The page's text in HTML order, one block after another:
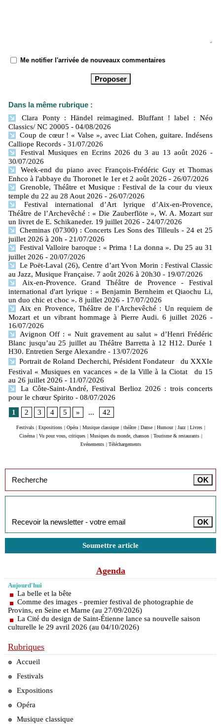
Me notifier l'arrivée de nouveaux commentaires
Dans la même rubrique :
Clara Ponty : Händel reimagined. Bluffant ! label : Néo
Classics/ NC 20005 - 04/08/2026
Coup de cœur ! « Valse », avec Liat Cohen, guitare. Indésens
Calliope Records - 31/07/2026
Festival Musiques en Ecrins 2026 du 3 au 13 août 2026 -
30/07/2026
Week-end du piano avec François-Frédéric Guy et Thomas
Enhco à l'abbaye du Thoronet le 1er et 2 août 2026 - 26/07/2026
Grenoble, Théâtre et Musique : Festival de la cour du vieux
temple du 22 au 28 Aout 2026 - 26/07/2026
Festival international d’Art lyrique d’Aix-en-Provence,
Théâtre de l’Archevêché : « Die Zauberflöte », W. A. Mozart sur
un livret de E. Schikaneder. 19 juillet 2026 - 24/07/2026
Cheminas (07300) : Concerts Les Sons des Tilleuls - 24 et 25
juillet 2026 à 20h - 21/07/2026
Festival Valloire baroque : « Prima ! La donna ». Du 25 au 31
juillet 2026 - 20/07/2026
Le Poët-Laval (26), Centre d’art Yvon Morin : Festival Classic
au Jazz, Musique Française. 7 août 2026 à 20h30 - 19/07/2026
Aix-en-Provence. Grand Théâtre de Provence - Festival
international d'art lyrique : « Benjamin Bernheim et Qiaochu Li,
un duo chic et choc ». 8 juillet 2026 - 17/07/2026
Aix en Provence, Théâtre de l’Archevêché : Un requiem de
Mozart et un vibrant hommage à Pierre Audi. 6 juillet 2026 -
16/07/2026
Avignon Off : « Nuit gravement au salut » d’Henri Frédéric
Blanc jusqu’au 25 juillet au Théâtre Barretta à 12 H12. Durée 1
H30. Entretien Serge Alexandre - 13/07/2026
Portrait de Roland Decherchi, Président Fondateur du XXXIe
Festival « Musiques en vacances » de la Ville à la Ciotat du 15
au 26 juillet 2026 - 11/07/2026
La Côte-Saint-André, Festival Berlioz 2026 : trois concerts
pour le chœur Spirito - 08/07/2026
1
2 3 4 5 » ... 42
Festivals | Expositions | Opéra | Musique classique | théâtre | Danse | Humour | Jazz | Livres |
Cinéma | Vu pour vous, critiques | Musiques du monde, chanson | Tourisme & restaurants |
Evénements | Téléchargements
Soumettre article
Agenda
Aujourd'hui
La belle et la bête
Comme des images - premier festival de photographie de
Provins, en Seine et Marne (au 27/09/2026)
La Cité du design de Saint-Étienne lance sa nouvelle saison
culturelle le 29 avril 2026 (au 04/10/2026)
Rubriques
Accueil
Festivals
Expositions
Opéra
Musique classique